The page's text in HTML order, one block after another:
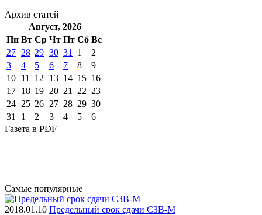
Архив статей
Август, 2026
Пн Вт Ср Чт Пт Cб Вс
27 28 29 30 31 1
2
3
4 5 6 7 8
9
10 11 12 13 14 15 16
17 18 19 20 21 22 23
24 25 26 27 28 29 30
31
1 2 3 4 5
6
Газета в PDF
Самые популярные
2018.01.10 Предельный срок сдачи СЗВ-М